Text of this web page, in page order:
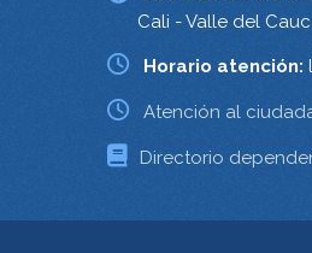
Cali - Valle del
Horario atención:
Atención al
Directorio